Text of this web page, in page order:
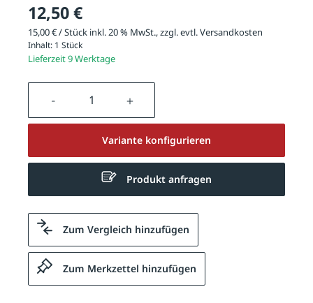
12,50 €
15,00 € / Stück inkl. 20 % MwSt., zzgl. evtl.Versandkosten
Inhalt: 1 Stück
Lieferzeit 9 Werktage
Produkt Anzahl: Gib den
Variante konfigurieren
Produkt anfragen
Zum Vergleich hinzufügen
Zum Merkzettel hinzufügen